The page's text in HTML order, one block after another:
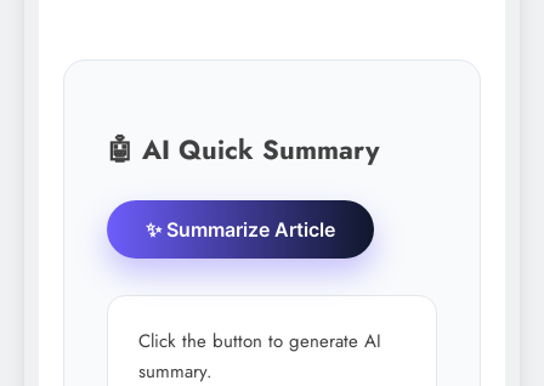
🤖 AI Quick Summary
✨ Summarize Article
Click the button to generate AI
summary.